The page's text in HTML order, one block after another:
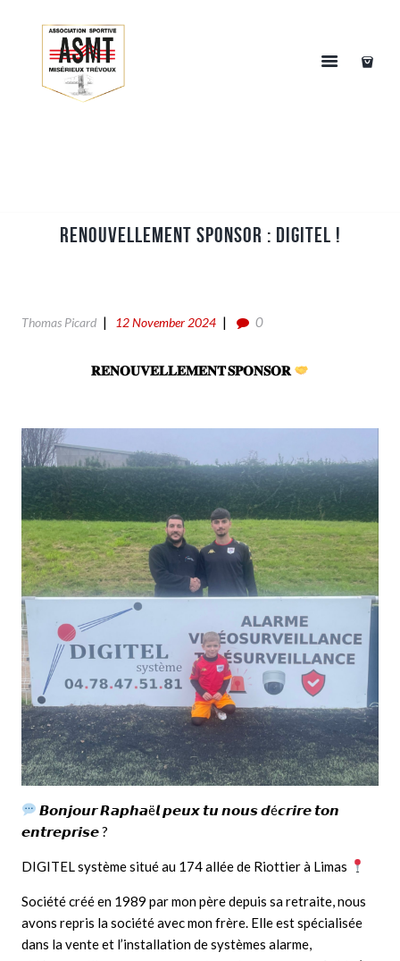
RENOUVELLEMENT SPONSOR : DIGITEL !
Thomas Picard 12 November 2024 0
𝐑𝐄𝐍𝐎𝐔𝐕𝐄𝐋𝐋𝐄𝐌𝐄𝐍𝐓 𝐒𝐏𝐎𝐍𝐒𝐎𝐑
𝘽𝙤𝙣𝙟𝙤𝙪𝙧 𝙍𝙖𝙥𝙝𝙖ë𝙡 𝙥𝙚𝙪𝙭 𝙩𝙪 𝙣𝙤𝙪𝙨 𝙙é𝙘𝙧𝙞𝙧𝙚 𝙩𝙤𝙣
𝙚𝙣𝙩𝙧𝙚𝙥𝙧𝙞𝙨𝙚 ?
DIGITEL système situé au 174 allée de Riottier à Limas
Société créé en 1989 par mon père depuis sa retraite, nous
avons repris la société avec mon frère. Elle est spécialisée
dans la vente et l’installation de systèmes alarme,